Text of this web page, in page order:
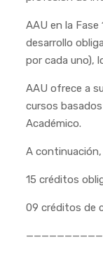
AAU en la
desarrollo
por cada uno),
AAU ofrece a
cursos
Académico.
A
15 créditos
09 créditos de